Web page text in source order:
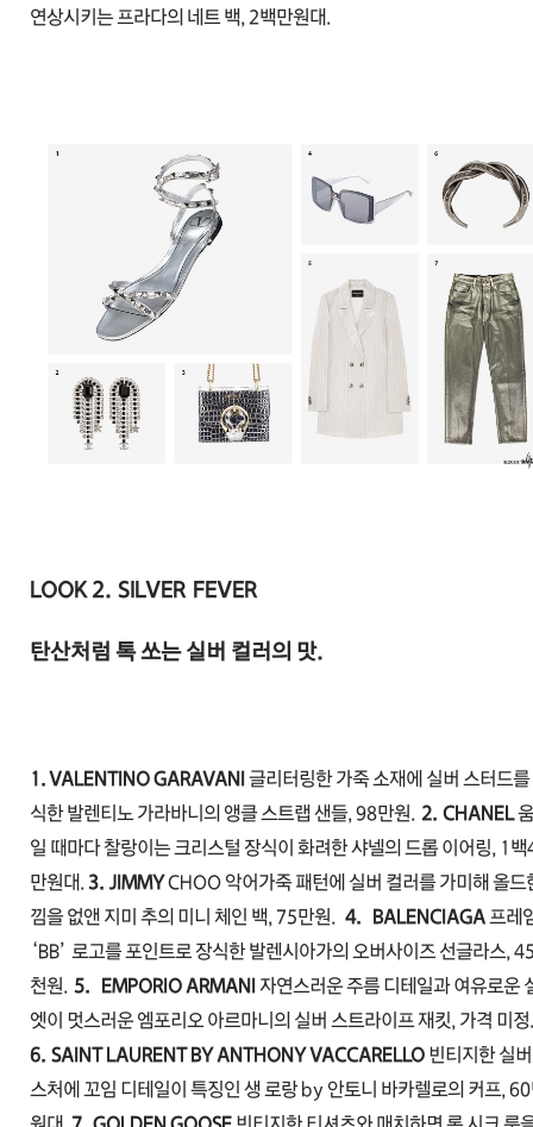
연상시키는 프라다의 네트 백, 2백만원대.
LOOK 2. SILVER FEVER
탄산처럼 톡 쏘는 실버 컬러의 맛.
1. VALENTINO GARAVANI 글리터링한 가죽 소재에 실버 스터드를
식한 발렌티노 가라바니의 앵클 스트랩 샌들, 98만원. 2. CHANEL
일 때마다 찰랑이는 크리스털 장식이 화려한 샤넬의 드롭 이어링, 1
만원대.3. JIMMYCHOO 악어가죽 패턴에 실버 컬러를 가미해 올드
낌을 없앤 지미 추의 미니 체인 백, 75만원. 4. BALENCIAGA프레
‘BB’ 로고를 포인트로 장식한 발렌시아가의 오버사이즈 선글라스,
천원. 5. EMPORIO ARMANI 자연스러운 주름 디테일과 여유로운
엣이 멋스러운 엠포리오 아르마니의 실버 스트라이프 재킷, 가격 미정.
6. SAINT LAURENT BY ANTHONY VACCARELLO 빈티지한 실
스처에 꼬임 디테일이 특징인 생 로랑 by 안토니 바카렐로의 커프,